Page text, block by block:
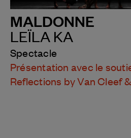
MALDONNE
LEÏLA KA
Spectacle
Présentation avec le
Reflections by Van Cleef